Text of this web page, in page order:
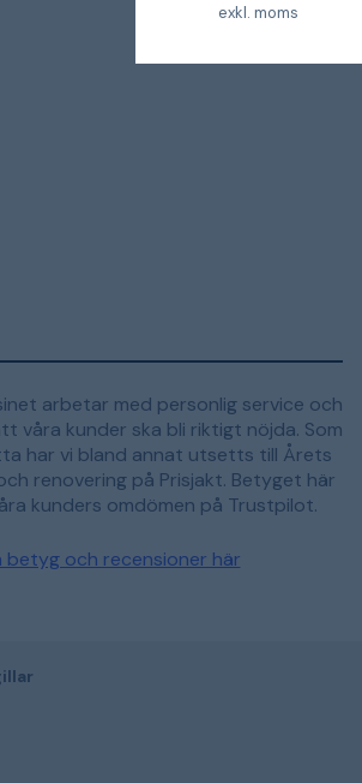
exkl. moms
arbetar med personlig service och
våra kunder ska bli riktigt nöjda. Som
har vi bland annat utsetts till Årets
renovering på Prisjakt. Betyget här
kunders omdömen på Trustpilot.
betyg och recensioner här